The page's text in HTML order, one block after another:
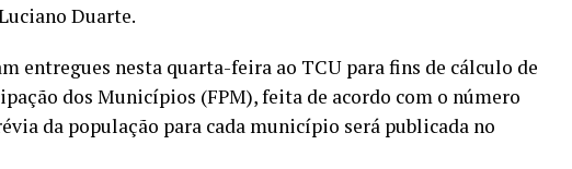
Duarte.
entregues nesta quarta-feira ao TCU para fins de cálculo de
dos Municípios (FPM), feita de acordo com o número
da população para cada município será publicada no